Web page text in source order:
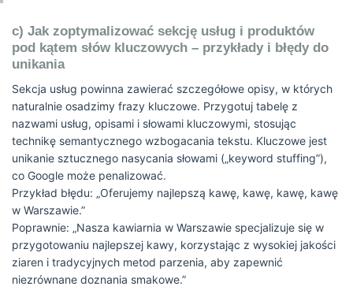
c) Jak zoptymalizować sekcję usług i produktów
pod kątem słów kluczowych – przykłady i błędy do
unikania
Sekcja usług powinna zawierać szczegółowe opisy, w których
naturalnie osadzimy frazy kluczowe. Przygotuj tabelę z
nazwami usług, opisami i słowami kluczowymi, stosując
technikę semantycznego wzbogacania tekstu. Kluczowe jest
unikanie sztucznego nasycania słowami („keyword stuffing”),
co Google może penalizować.
Przykład błędu: „Oferujemy najlepszą kawę, kawę, kawę, kawę
w Warszawie.”
Poprawnie: „Nasza kawiarnia w Warszawie specjalizuje się w
przygotowaniu najlepszej kawy, korzystając z wysokiej jakości
ziaren i tradycyjnych metod parzenia, aby zapewnić
niezrównane doznania smakowe.”